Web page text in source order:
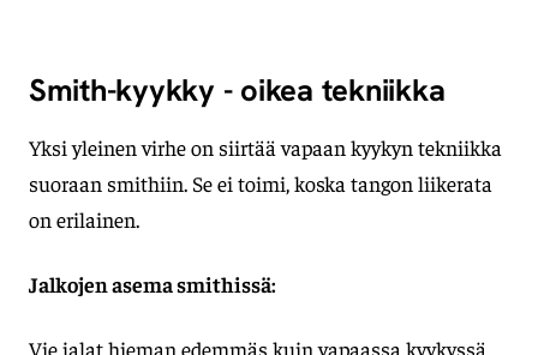
Smith-kyykky - oikea tekniikka
Yksi yleinen virhe on siirtää vapaan kyykyn tekniikka
suoraan smithiin. Se ei toimi, koska tangon liikerata
on erilainen.
Jalkojen asema smithissä:
Vie jalat hieman edemmäs kuin vapaassa kyykyssä,